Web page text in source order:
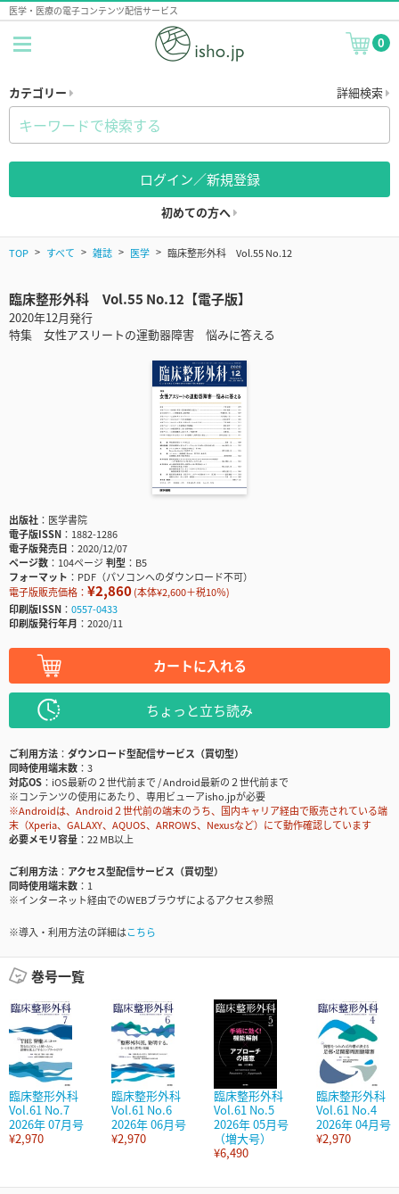
医学・医療の電子コンテンツ配信サービス
0
カテゴリー 詳細検索
ログイン／新規登録
初めての方へ
TOP すべて 雑誌 医学 臨床整形外科 Vol.55 No.12
臨床整形外科 Vol.55 No.12【電子版】
2020年12月発行
特集 女性アスリートの運動器障害 悩みに答える
出版社
医学書院
電子版ISSN
1882-1286
電子版発売日
2020/12/07
ページ数
104ページ判型
B5
フォーマット
PDF（パソコンへのダウンロード不可）
電子版販売価格： ¥2,860(本体¥2,600＋税10％)
印刷版ISSN
0557-0433
印刷版発行年月
2020/11
カートに入れる
ちょっと立ち読み
ご利用方法
ダウンロード型配信サービス（買切型）
同時使用端末数
3
対応OS
iOS最新の２世代前まで / Android最新の２世代前まで
※コンテンツの使用にあたり、専用ビューアisho.jpが必要
※Androidは、Android２世代前の端末のうち、国内キャリア経由で販売されている端
末（Xperia、GALAXY、AQUOS、ARROWS、Nexusなど）にて動作確認しています
必要メモリ容量
22 MB以上
ご利用方法
アクセス型配信サービス（買切型）
同時使用端末数
1
※インターネット経由でのWEBブラウザによるアクセス参照
※導入・利用方法の詳細はこちら
巻号一覧
臨床整形外科
Vol.61 No.7
2026年 07月号
¥2,970
臨床整形外科
Vol.61 No.6
2026年 06月号
¥2,970
臨床整形外科
Vol.61 No.5
2026年 05月号
（増大号）
¥6,490
臨床整形外科
Vol.61 No.4
2026年 04月号
¥2,970